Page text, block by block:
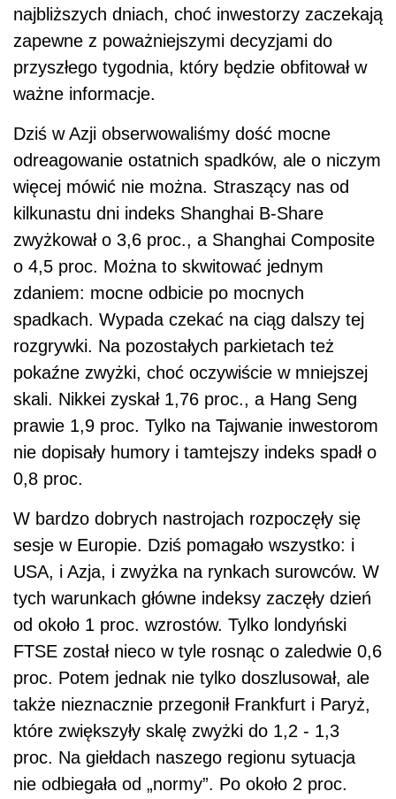
najbliższych dniach, choć inwestorzy zaczekają
zapewne z poważniejszymi decyzjami do
przyszłego tygodnia, który będzie obfitował w
ważne informacje.
Dziś w Azji obserwowaliśmy dość mocne
odreagowanie ostatnich spadków, ale o niczym
więcej mówić nie można. Straszący nas od
kilkunastu dni indeks Shanghai B-Share
zwyżkował o 3,6 proc., a Shanghai Composite
o 4,5 proc. Można to skwitować jednym
zdaniem: mocne odbicie po mocnych
spadkach. Wypada czekać na ciąg dalszy tej
rozgrywki. Na pozostałych parkietach też
pokaźne zwyżki, choć oczywiście w mniejszej
skali. Nikkei zyskał 1,76 proc., a Hang Seng
prawie 1,9 proc. Tylko na Tajwanie inwestorom
nie dopisały humory i tamtejszy indeks spadł o
0,8 proc.
W bardzo dobrych nastrojach rozpoczęły się
sesje w Europie. Dziś pomagało wszystko: i
USA, i Azja, i zwyżka na rynkach surowców. W
tych warunkach główne indeksy zaczęły dzień
od około 1 proc. wzrostów. Tylko londyński
FTSE został nieco w tyle rosnąc o zaledwie 0,6
proc. Potem jednak nie tylko doszlusował, ale
także nieznacznie przegonił Frankfurt i Paryż,
które zwiększyły skalę zwyżki do 1,2 - 1,3
proc. Na giełdach naszego regionu sytuacja
nie odbiegała od „normy”. Po około 2 proc.